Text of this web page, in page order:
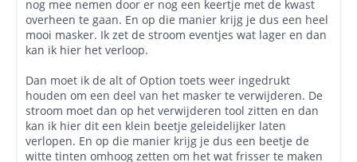
nog mee nemen door er nog een keertje met de kwast
overheen te gaan. En op die manier krijg je dus een heel
mooi masker. Ik zet de stroom eventjes wat lager en dan
kan ik hier het verloop.
Dan moet ik de alt of Option toets weer ingedrukt
houden om een deel van het masker te verwijderen. De
stroom moet dan op het verwijderen tool zitten en dan
kan ik hier dit een klein beetje geleidelijker laten
verlopen. En op die manier krijg je dus een beetje de
witte tinten omhoog zetten om het wat frisser te maken